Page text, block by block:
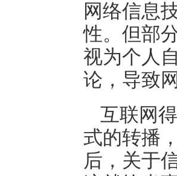
网络信息
性。但部
视为个人
论，导致
互联网
式的转播
后，关于